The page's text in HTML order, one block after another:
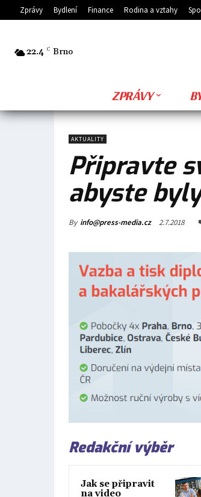
Zprávy Bydlení Finance Rodina a vztahy
22.4 C Brno
ZPRÁVY
AKTUALITY
Připravte
abyste
By info@press-media.cz 2.7.2018
Redakční výběr
Jak se připravit
na video